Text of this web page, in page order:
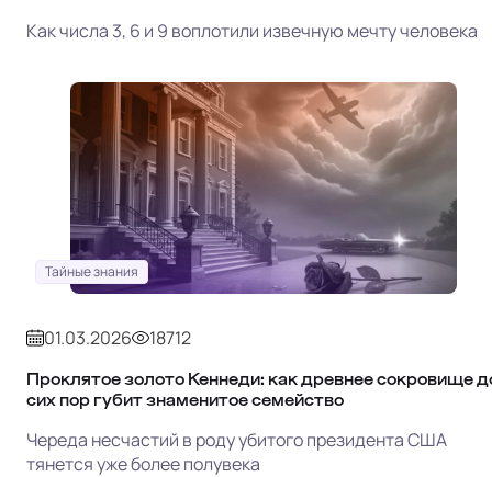
Как числа 3, 6 и 9 воплотили извечную мечту человека
Тайные знания
01.03.2026 18712
Проклятое золото Кеннеди: как древнее сокровище
сих пор губит знаменитое семейство
Череда несчастий в роду убитого президента США
тянется уже более полувека